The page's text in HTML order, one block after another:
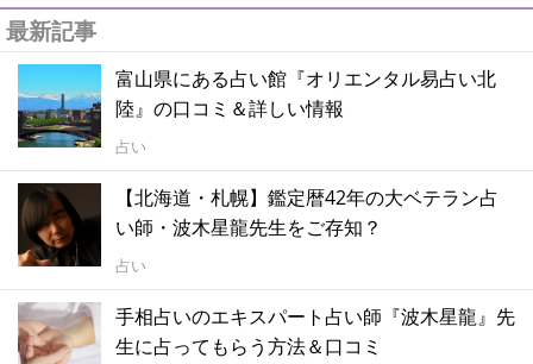
最新記事
富山県にある占い館『オリエンタル易占い北
陸』の口コミ＆詳しい情報
占い
【北海道・札幌】鑑定暦42年の大ベテラン占
い師・波木星龍先生をご存知？
占い
手相占いのエキスパート占い師『波木星龍』先
生に占ってもらう方法＆口コミ